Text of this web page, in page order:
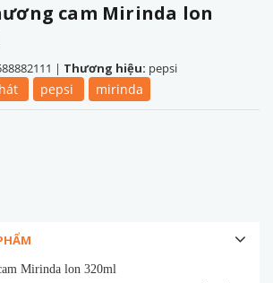
cam Mirinda lon
| Thương hiệu: pepsi
pepsi mirinda
Mirinda lon 320ml